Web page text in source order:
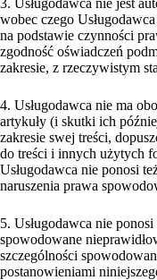
3. Usługodawca nie jest
wobec czego
na podstawie czynności
zgodność oświadczeń
zakresie, z rzeczywistym
4. Usługodawca nie ma
artykuły (i skutki ich
zakresie swej treści,
do treści i innych użytych
Usługodawca nie ponosi
naruszenia prawa
5. Usługodawca nie
spowodowane
szczególności
postanowieniami